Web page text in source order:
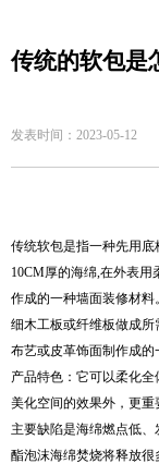
传统的软包是
发表时间：2023-05-12
传统软包是指一种先用底
10CM厚的海绵,在外表用
作成的一种墙面装修材
细木工板或纤维板做成所
布艺或皮革饰面制作成的
产品特色：它可以柔化
美化空间的效果外，更重
主要缺陷是海绵燃点低
酯泡沫海绵焚烧将释放